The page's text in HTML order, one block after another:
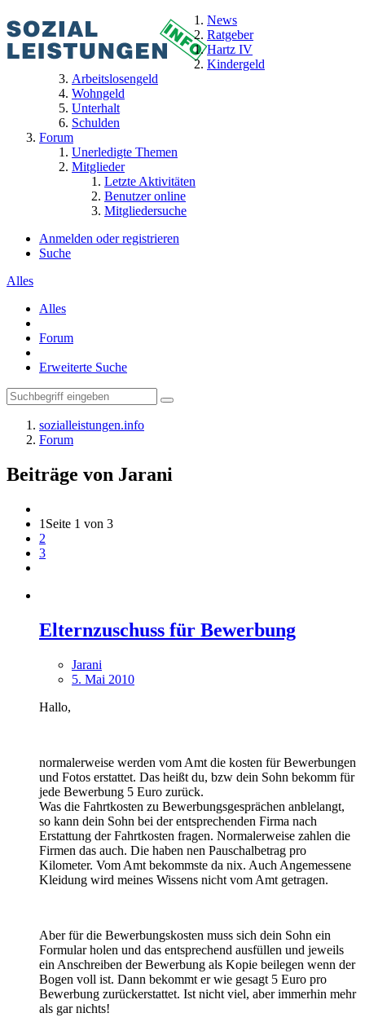
News
Ratgeber
Hartz IV
Kindergeld
Arbeitslosengeld
Wohngeld
Unterhalt
Schulden
Forum
Unerledigte Themen
Mitglieder
Letzte Aktivitäten
Benutzer online
Mitgliedersuche
Anmelden oder registrieren
Suche
Alles
Alles
Forum
Erweiterte Suche
sozialleistungen.info
Forum
Beiträge von Jarani
1 Seite 1 von 3
2
3
Elternzuschuss für Bewerbung
Jarani
5. Mai 2010
Hallo,
normalerweise werden vom Amt die kosten für Bewerbungen
und Fotos erstattet. Das heißt du, bzw dein Sohn bekomm für
jede Bewerbung 5 Euro zurück.
Was die Fahrtkosten zu Bewerbungsgesprächen anblelangt,
so kann dein Sohn bei der entsprechenden Firma nach
Erstattung der Fahrtkosten fragen. Normalerweise zahlen die
Firmen das auch. Die haben nen Pauschalbetrag pro
Kilometer. Vom Amt bekommste da nix. Auch Angemessene
Kleidung wird meines Wissens nicht vom Amt getragen.
Aber für die Bewerbungskosten muss sich dein Sohn ein
Formular holen und das entsprechend ausfüllen und jeweils
ein Anschreiben der Bewerbung als Kopie beilegen wenn der
Bogen voll ist. Dann bekommt er wie gesagt 5 Euro pro
Bewerbung zurückerstattet. Ist nicht viel, aber immerhin mehr
als gar nichts!